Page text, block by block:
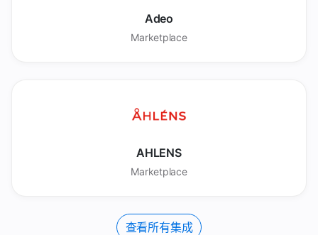
Adeo
Marketplace
AHLENS
Marketplace
查看所有集成